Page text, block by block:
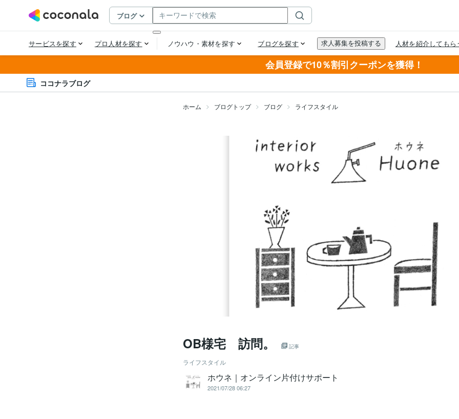
会員登録で10％割引クーポンを獲得！
ココナラブログ
ホーム ブログトップ ブログ ライフスタイル
OB様宅 訪問。 記事
ライフスタイル
ホウネ｜オンライン片付けサポート
2021/07/28 06:27